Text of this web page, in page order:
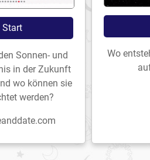
Start
Sonnen- und
in der Zukunft
wo können sie
werden?
Wo